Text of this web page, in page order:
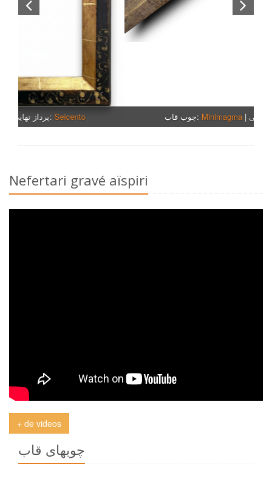
| پرداز نهايى:Gravé or
Nefertari gravé aïspiri
+ de videos
چوبهاى قاب